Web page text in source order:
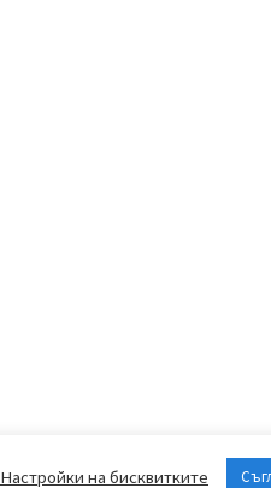
Настройки на бисквитките